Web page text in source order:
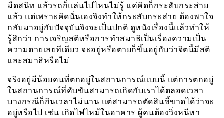
มืดสนิท แล้วรถก็แล่นไปไหนไม่รู้ แค่คิดก็กระสับกระส่าย
แล้ว แต่เพราะคิดนั่นเองจึงทำให้กระสับกระส่าย ต้องพาใจ
กลับมาอยู่กับปัจจุบันจึงจะเป็นปกติ ดูหนังเรื่องนี้แล้วทำให้
รู้สึกว่า การเจริญสติหรือการทำสมาธิเป็นเรื่องความเป็น
ความตายเลยทีเดียว จะอยู่หรือตายก็ขึ้นอยู่กับว่าจิตนี้มีสติ
และสมาธิหรือไม่
จริงอยู่มีน้อยคนที่ตกอยู่ในสถานการณ์แบบนี้ แต่การตกอยู่
ในสถานการณ์ที่คับขันสามารถเกิดกับเราได้ตลอดเวลา
บางกรณีก็กินเวลาไม่นาน แต่สามารถตัดสินชี้ขาดได้ว่าจะ
อยู่หรือไป เช่น เกิดไฟไหม้ในอาคาร ผู้คนต้องวิ่งหนีหา